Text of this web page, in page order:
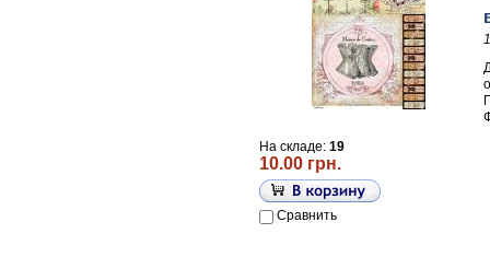
На складе: 19
10.00 грн.
Сравнить